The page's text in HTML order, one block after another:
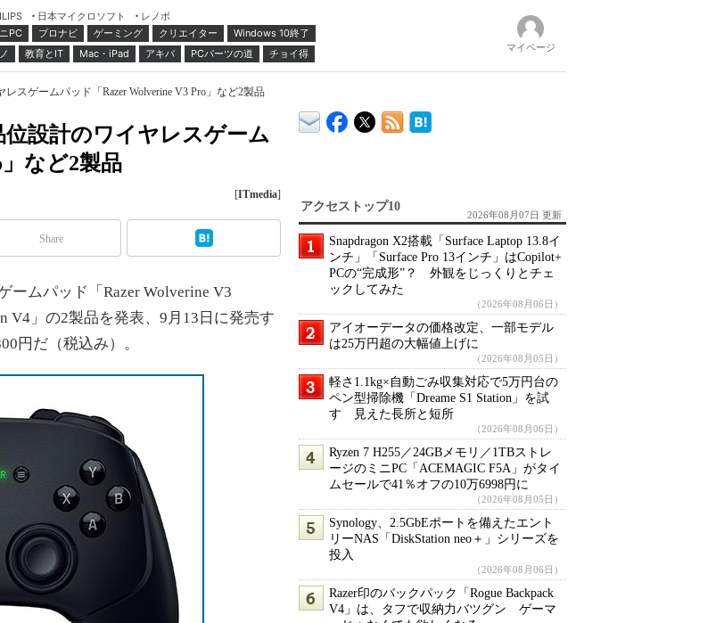
日本マイクロソフト
レノボ
PC プロナビ ゲーミング クリエイター
Windows 10終了
教育とIT Mac・iPad アキバ PCパーツの道 チョイ得 マイページ
スゲームパッド「Razer Wolverine V3 Pro」など2製品
設計のワイヤレスゲーム
など2製品
[ITmedia]
Share
ムパッド「Razer Wolverine V3
V4」の2製品を発表、9月13日に発売す
円だ（税込み）。
アクセストップ10
2026年08月07日 更新
Snapdragon X2搭載「Surface Laptop 13.8イ
ンチ」「Surface Pro 13インチ」はCopilot+
PCの“完成形”？ 外観をじっくりとチェ
ックしてみた
（2026年08月06日）
アイオーデータの価格改定、一部モデル
は25万円超の大幅値上げに
（2026年08月05日）
軽さ1.1kg×自動ごみ収集対応で5万円台の
ペン型掃除機「Dreame S1 Station」を試
す 見えた長所と短所
（2026年08月06日）
Ryzen 7 H255／24GBメモリ／1TBストレ
ージのミニPC「ACEMAGIC F5A」がタイ
ムセールで41％オフの10万6998円に
（2026年08月05日）
Synology、2.5GbEポートを備えたエント
リーNAS「DiskStation neo＋」シリーズを
投入
（2026年08月06日）
Razer印のバックパック「Rogue Backpack
V4」は、タフで収納力バツグン ゲーマ